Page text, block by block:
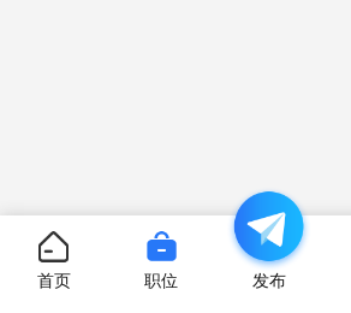
首页 职位 发布